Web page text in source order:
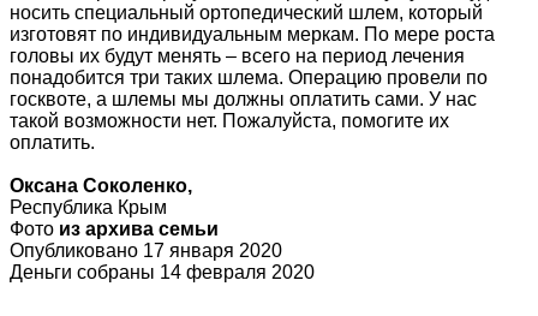
носить специальный ортопедический шлем, который
изготовят по индивидуальным меркам. По мере роста
головы их будут менять – всего на период лечения
понадобится три таких шлема. Операцию провели по
госквоте, а шлемы мы должны оплатить сами. У нас
такой возможности нет. Пожалуйста, помогите их
оплатить.
Оксана Соколенко,
Республика Крым
Фото из архива семьи
Опубликовано 17 января 2020
Деньги собраны 14 февраля 2020